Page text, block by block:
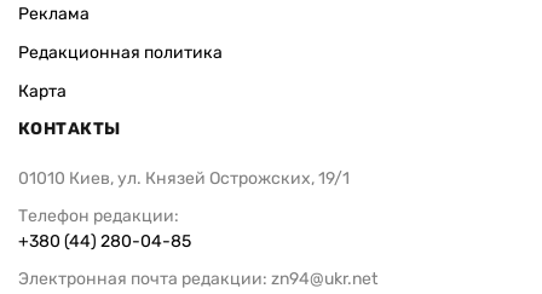
Реклама
Редакционная политика
Карта
КОНТАКТЫ
01010 Киев, ул. Князей Острожских, 19/1
Телефон редакции:
+380 (44) 280-04-85
Электронная почта редакции: zn94@ukr.net